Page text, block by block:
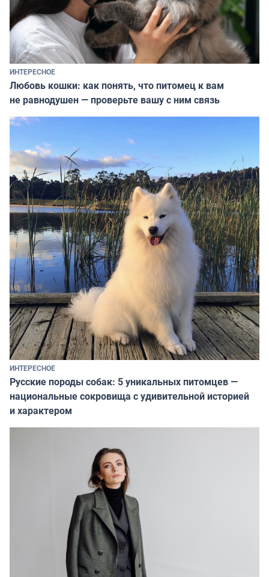
ИНТЕРЕСНОЕ
Любовь кошки: как понять, что питомец к вам
не равнодушен — проверьте вашу с ним связь
ИНТЕРЕСНОЕ
Русские породы собак: 5 уникальных питомцев —
национальные сокровища с удивительной историей
и характером